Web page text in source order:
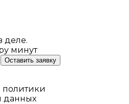
деле.
минут
Оставить заявку
политики
данных